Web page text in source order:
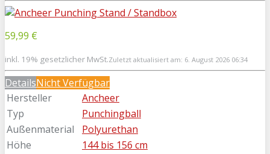
59,99 €
inkl. 19% gesetzlicher MwSt.Zuletzt aktualisiert am: 6. August 2026 06:34
DetailsNicht Verfügbar
Hersteller
Ancheer
Typ
Punchingball
Außenmaterial
Polyurethan
Höhe
144 bis 156 cm